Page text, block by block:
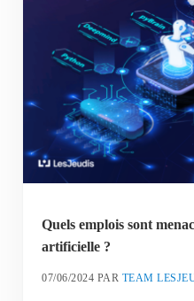
Quels emplois sont
artificielle ?
07/06/2024 PAR TEAM